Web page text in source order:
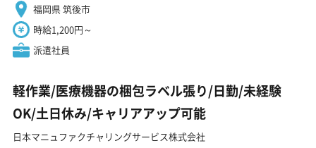
福岡県 筑後市
時給1,200円～
派遣社員
軽作業/医療機器の梱包ラベル張り/日勤/未経験
OK/土日休み/キャリアアップ可能
日本マニュファクチャリングサービス株式会社